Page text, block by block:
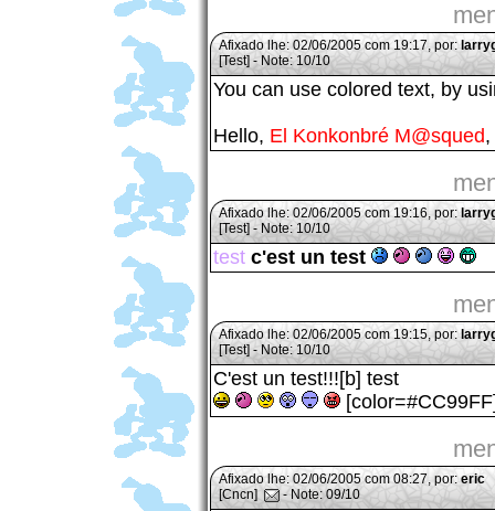
Afixado lhe: 02/06/2005 com 19:17, por:
[Test] - Note: 10/10
You can use colored text, by
Hello, El Konkonbré M@squed
Afixado lhe: 02/06/2005 com 19:16, por:
[Test] - Note: 10/10
test c'est un test
Afixado lhe: 02/06/2005 com 19:15, por:
[Test] - Note: 10/10
C'est un test!!![b] test
Afixado lhe: 02/06/2005 com 08:27, por:eric
[Cncn]
- Note: 09/10